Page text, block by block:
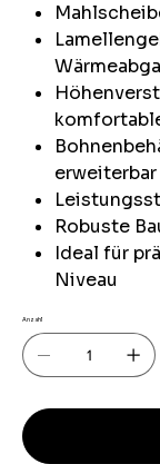
Robuste
Ideal für
Niveau
Anzahl